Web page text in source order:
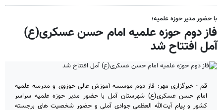
با حضور مدیر حوزه علمیه؛
فاز دوم حوزه علمیه امام حسن عسکری(ع)
آمل افتتاح شد
قم - خبرگزاری مهر: فاز دوم موسسه آموزش عالی حوزوی و مدرسه علمیه
امام حسن عسکری(ع) شهرستان آمل با حضور مدیر حوزه علمیه سراسر
کشور و پیام آیت‌الله العظمی جوادی آملی و حضور شخصیت های برجسته